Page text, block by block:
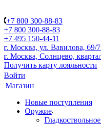
+7 800 300-88-83
+7 800 300-88-83
+7 495 150-44-11
г. Москва, ул. Вавилова, 69/
г. Москва, Солнцево,
Получить карту лояльности
Войти
Магазин
Новые поступления
Оружие